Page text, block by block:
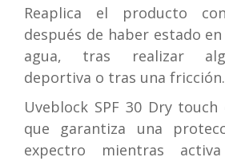
Reaplica el producto
después de haber estado
agua, tras realizar
deportiva o tras una fricción.
Uveblock SPF 30 Dry
que garantiza una
expectro mientras